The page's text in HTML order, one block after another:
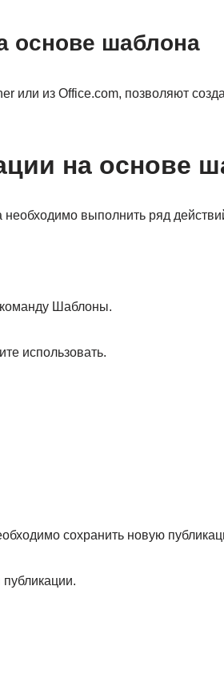
основе шаблона
или из Office.com, позволяют
на основе
выполнить ряд
Шаблоны.
использовать.
сохранить новую